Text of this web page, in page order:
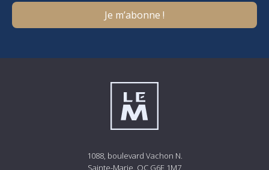
1088, boulevard Vachon N.
Sainte-Marie, QC G6E 1M7